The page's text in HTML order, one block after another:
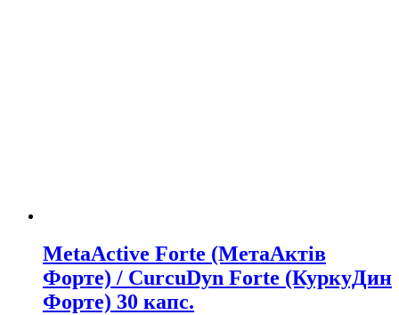
MetaActive Forte (МетаАктів
Форте) / CurcuDyn Forte (КуркуДин
Форте) 30 капс.